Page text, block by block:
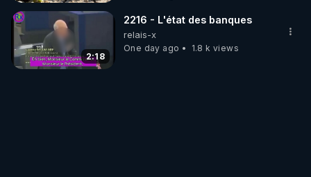
2:18
2216 - L'état des banques
relais-x
One day ago
1.8 k views